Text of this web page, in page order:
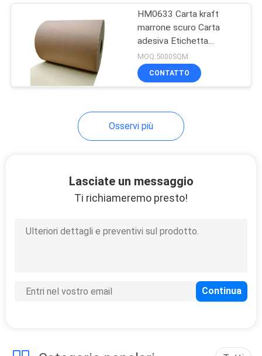
Anti materiale
adesivo di
congelamento
dell'etichetta della
colla
Colla Labelstock
gomma
Labelstock adesivo
HM0633 Carta kraft
marrone scuro Carta
adesiva Etichetta
adesiva Stoccaggio in
foglio con carta kraft
rivestita in PE
MOQ:5000SQM
CONTATTO
Osservi più
Lasciate un messaggio
Ti richiameremo presto!